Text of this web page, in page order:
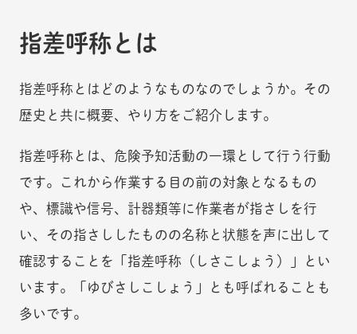
指差呼称とは
指差呼称とはどのようなものなのでしょうか。その
歴史と共に概要、やり方をご紹介します。
指差呼称とは、危険予知活動の一環として行う行動
です。これから作業する目の前の対象となるもの
や、標識や信号、計器類等に作業者が指さしを行
い、その指さししたものの名称と状態を声に出して
確認することを「指差呼称（しさこしょう）」とい
います。「ゆびさしこしょう」とも呼ばれることも
多いです。